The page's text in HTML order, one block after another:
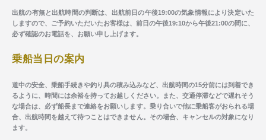
出航の有無と出航時間の判断は、出航前日の午後19:00の気象情報により決定いた
しますので、ご予約いただいたお客様は、前日の午後19:10から午後21:00の間に、
必ず確認のお電話を、お願い申し上げます。
乗船当日の案内
道中の安全、乗船手続きや釣り具の積み込みなど、出航時間の15分前には到着でき
るように、時間には余裕を持ってお越しください。また、交通停滞などで遅れそう
な場合は、必ず船長まで連絡をお願いします。乗り合いで他に乗船客がおられる場
合、出航時間を越えて待つことはできません。その場合、キャンセルの対象になり
ます。